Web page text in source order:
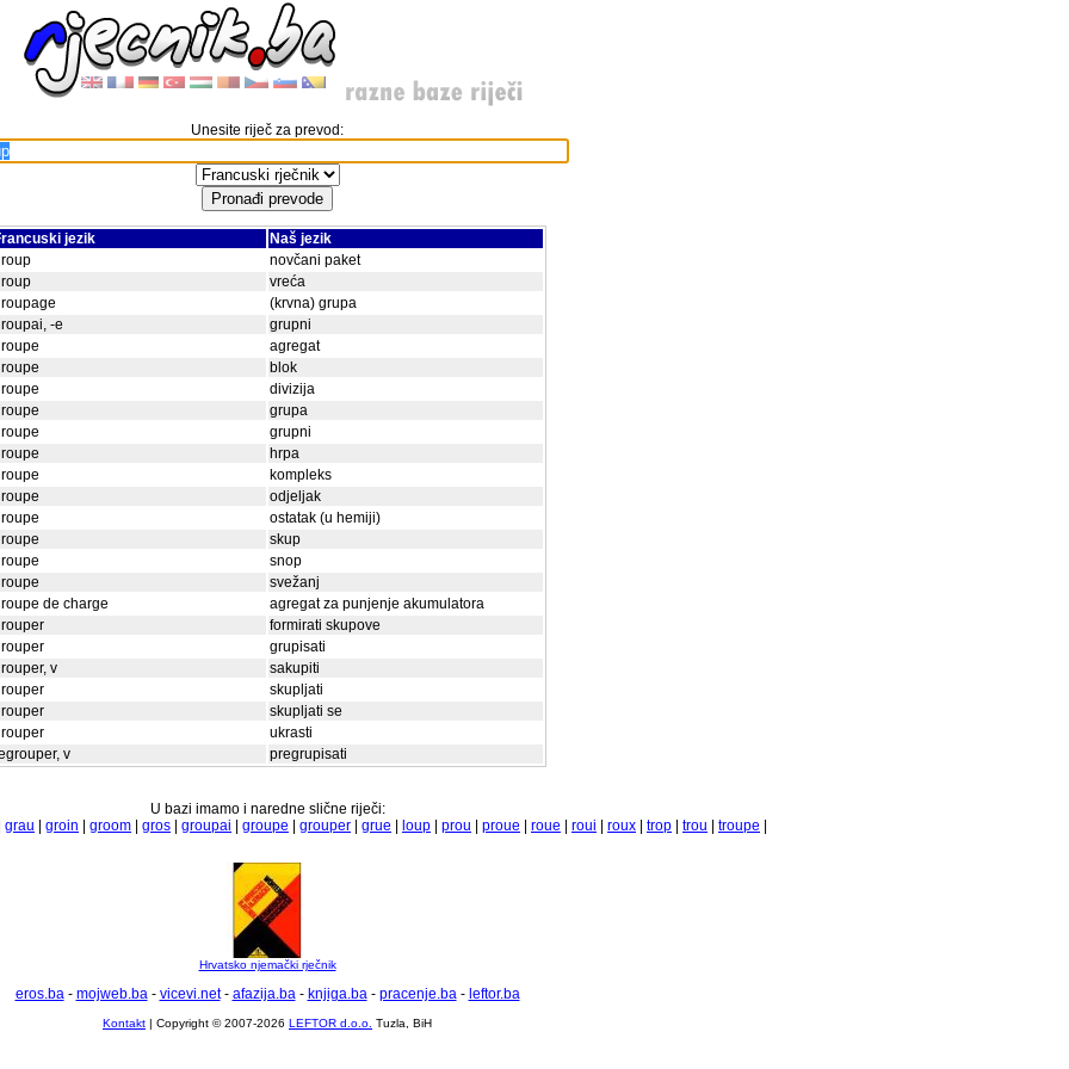
Unesite riječ za prevod:
jezik
Naš jezik
novčani paket
vreća
(krvna) grupa
-e
grupni
agregat
blok
divizija
grupa
grupni
hrpa
kompleks
odjeljak
ostatak (u hemiji)
skup
snop
svežanj
de charge
agregat za punjenje akumulatora
formirati skupove
grupisati
v
sakupiti
skupljati
skupljati se
ukrasti
v
pregrupisati
U bazi imamo i naredne slične riječi:
grau groin groom gros groupai groupe grouper grue loup prou proue roue roui roux trop trou troupe
Hrvatsko njemački rječnik
eros.ba- mojweb.ba- vicevi.net- afazija.ba- knjiga.ba- pracenje.ba- leftor.ba
Kontakt | Copyright © 2007-2026 LEFTOR d.o.o. Tuzla, BiH